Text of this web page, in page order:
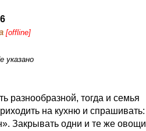
[offline]
указано
разнообразной, тогда и семья
на кухню и спрашивать:
Закрывать одни и те же овощи